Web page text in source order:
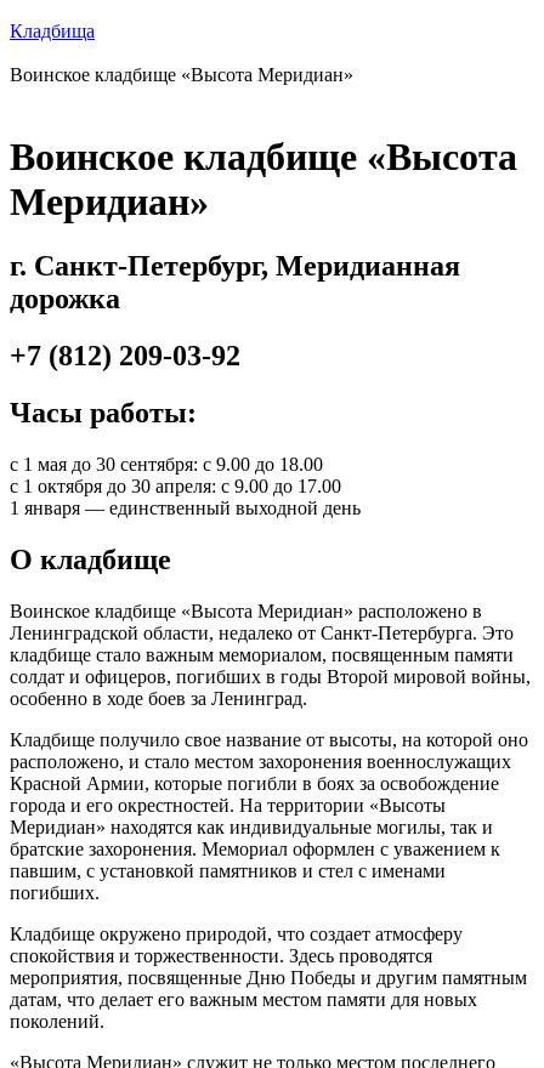
Кладбища
Воинское кладбище «Высота Меридиан»
Воинское кладбище «Высота
Меридиан»
г. Санкт-Петербург, Меридианная
дорожка
+7 (812) 209-03-92
Часы работы:
с 1 мая до 30 сентября: с 9.00 до 18.00
с 1 октября до 30 апреля: с 9.00 до 17.00
1 января — единственный выходной день
О кладбище
Воинское кладбище «Высота Меридиан» расположено в
Ленинградской области, недалеко от Санкт-Петербурга. Это
кладбище стало важным мемориалом, посвященным памяти
солдат и офицеров, погибших в годы Второй мировой войны,
особенно в ходе боев за Ленинград.
Кладбище получило свое название от высоты, на которой оно
расположено, и стало местом захоронения военнослужащих
Красной Армии, которые погибли в боях за освобождение
города и его окрестностей. На территории «Высоты
Меридиан» находятся как индивидуальные могилы, так и
братские захоронения. Мемориал оформлен с уважением к
павшим, с установкой памятников и стел с именами
погибших.
Кладбище окружено природой, что создает атмосферу
спокойствия и торжественности. Здесь проводятся
мероприятия, посвященные Дню Победы и другим памятным
датам, что делает его важным местом памяти для новых
поколений.
«Высота Меридиан» служит не только местом последнего